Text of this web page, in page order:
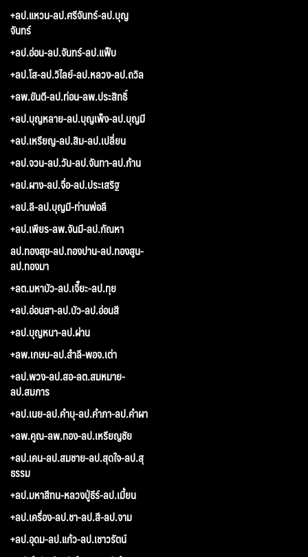
+ลป.แหวน-ลป.ศรีจันทร์-ลป.บุญ
จันทร์
+ลป.อ่อน-ลป.จันทร์-ลป.แฟ็บ
+ลป.โส-ลป.วิไลย์-ลป.หลวง-ลป.ถวิล
+ลพ.ขันตี-ลป.ท่อน-ลพ.ประสิทธิ์
+ลป.บุญหลาย-ลป.บุญเพ็ง-ลป.บุญมี
+ลป.เหรียญ-ลป.สิม-ลป.เปลี่ยน
+ลป.จวน-ลป.วัน-ลป.จันทา-ลป.ก้าน
+ลป.ผาง-ลป.จื่อ-ลป.ประเสริฐ
+ลป.ลี-ลป.บุญมี-ท่านพ่อลี
+ลป.เพียร-ลพ.จันมี-ลป.กัณหา
ลป.ทองสุข-ลป.ทองปาน-ลป.ทองสูน-
ลป.ทองมา
+ลต.มหาบัว-ลป.เจี๊ยะ-ลป.ทุย
+ลป.อ่อนสา-ลป.บัว-ลป.อ่อนสี
+ลป.บุญหนา-ลป.ผ่าน
+ลพ.เกษม-ลป.สำลี-พอจ.เต่า
+ลป.พวง-ลป.สอ-ลต.สมหมาย-
ลป.สมภาร
+ลป.เนย-ลป.คำบุ-ลป.คำภา-ลป.คำผา
+ลพ.คูณ-ลพ.ทอง-ลป.เหรียญชัย
+ลป.เคน-ลป.สมชาย-ลป.สุดใจ-ลป.สุ
ธรรม
+ลป.มหาสีทน-หลวงปู่ธีร์-ลป.เมี้ยน
+ลป.เครื่อง-ลป.ชา-ลป.สี-ลป.จาม
+ลป.อุดม-ลป.แก้ว-ลป.เชาวรัตน์